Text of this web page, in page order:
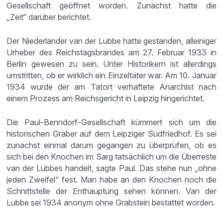
Gesellschaft geöffnet worden. Zunächst hatte die
„Zeit“ darüber berichtet.
Der Niederländer van der Lubbe hatte gestanden, alleiniger
Urheber des Reichstagsbrandes am 27. Februar 1933 in
Berlin gewesen zu sein. Unter Historikern ist allerdings
umstritten, ob er wirklich ein Einzeltäter war. Am 10. Januar
1934 wurde der am Tatort verhaftete Anarchist nach
einem Prozess am Reichsgericht in Leipzig hingerichtet.
Die Paul-Benndorf-Gesellschaft kümmert sich um die
historischen Gräber auf dem Leipziger Südfriedhof. Es sei
zunächst einmal darum gegangen zu überprüfen, ob es
sich bei den Knochen im Sarg tatsächlich um die Überreste
van der Lubbes handelt, sagte Paul. Das stehe nun „ohne
jeden Zweifel“ fest. Man habe an den Knochen noch die
Schnittstelle der Enthauptung sehen können. Van der
Lubbe sei 1934 anonym ohne Grabstein bestattet worden.